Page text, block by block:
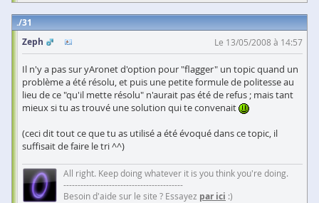
31
Zeph
Le 13/05/2008 à 14:57
Il n'y a pas sur yAronet d'option pour "flagger" un topic quand un
problème a été résolu, et puis une petite formule de politesse au
lieu de ce "qu'il mette résolu" n'aurait pas été de refus ; mais tant
mieux si tu as trouvé une solution qui te convenait
(ceci dit tout ce que tu as utilisé a été évoqué dans ce topic, il
suffisait de faire le tri ^^)
All right. Keep doing whatever it is you think you're doing.
------------------------------------------
Besoin d'aide sur le site ? Essayez par ici :)